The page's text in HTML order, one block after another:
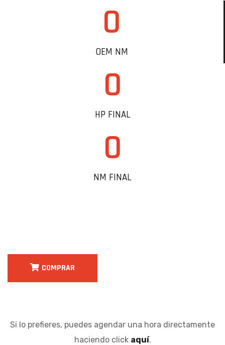
0
OEM NM
0
HP FINAL
0
NM FINAL
COMPRAR
Si lo prefieres, puedes agendar una hora directamente
haciendo click aquí.